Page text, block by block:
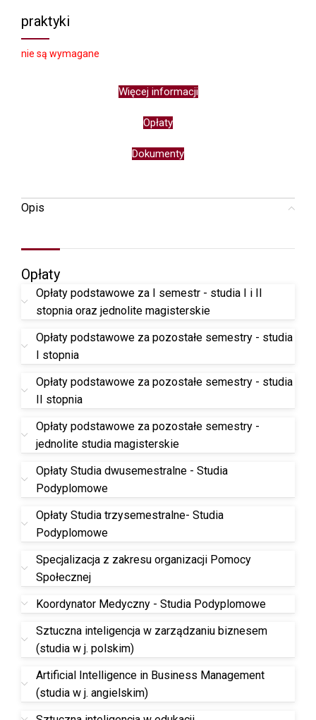
praktyki
nie są wymagane
Więcej informacji
Opłaty
Dokumenty
Opis
Opłaty
Opłaty podstawowe za I semestr - studia I i II
stopnia oraz jednolite magisterskie
Opłaty podstawowe za pozostałe semestry - studia
I stopnia
Opłaty podstawowe za pozostałe semestry - studia
II stopnia
Opłaty podstawowe za pozostałe semestry -
jednolite studia magisterskie
Opłaty Studia dwusemestralne - Studia
Podyplomowe
Opłaty Studia trzysemestralne- Studia
Podyplomowe
Specjalizacja z zakresu organizacji Pomocy
Społecznej
Koordynator Medyczny - Studia Podyplomowe
Sztuczna inteligencja w zarządzaniu biznesem
(studia w j. polskim)
Artificial Intelligence in Business Management
(studia w j. angielskim)